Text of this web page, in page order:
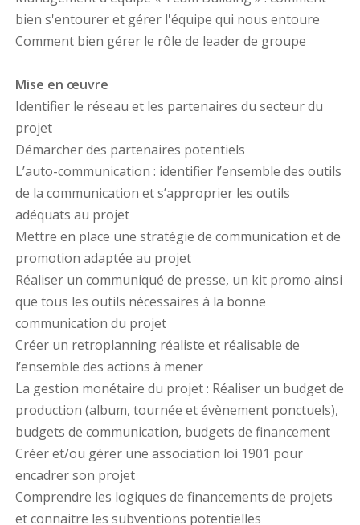
bien s'entourer et gérer l'équipe qui nous entoure
Comment bien gérer le rôle de leader de groupe
Mise en œuvre
Identifier le réseau et les partenaires du secteur du
projet
Démarcher des partenaires potentiels
L’auto-communication : identifier l’ensemble des outils
de la communication et s’approprier les outils
adéquats au projet
Mettre en place une stratégie de communication et de
promotion adaptée au projet
Réaliser un communiqué de presse, un kit promo ainsi
que tous les outils nécessaires à la bonne
communication du projet
Créer un retroplanning réaliste et réalisable de
l’ensemble des actions à mener
La gestion monétaire du projet : Réaliser un budget de
production (album, tournée et évènement ponctuels),
budgets de communication, budgets de financement
Créer et/ou gérer une association loi 1901 pour
encadrer son projet
Comprendre les logiques de financements de projets
et connaitre les subventions potentielles